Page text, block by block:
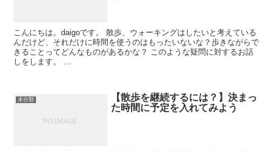
こんにちは。daigoです。 散歩、ウォーキングはしたいと考えている
んだけど、それだけに時間を使うのはもったいないな？歩きながらで
きることってどんなものがあるかな？ このような疑問に対するお話
しをします。 ...
未分類
【散歩を継続するには？】決まっ
た時間に予定を入れてみよう